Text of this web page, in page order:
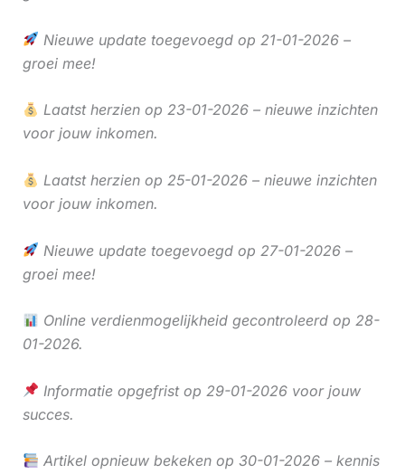
Nieuwe update toegevoegd op 21-01-2026 –
groei mee!
Laatst herzien op 23-01-2026 – nieuwe inzichten
voor jouw inkomen.
Laatst herzien op 25-01-2026 – nieuwe inzichten
voor jouw inkomen.
Nieuwe update toegevoegd op 27-01-2026 –
groei mee!
Online verdienmogelijkheid gecontroleerd op 28-
01-2026.
Informatie opgefrist op 29-01-2026 voor jouw
succes.
Artikel opnieuw bekeken op 30-01-2026 – kennis